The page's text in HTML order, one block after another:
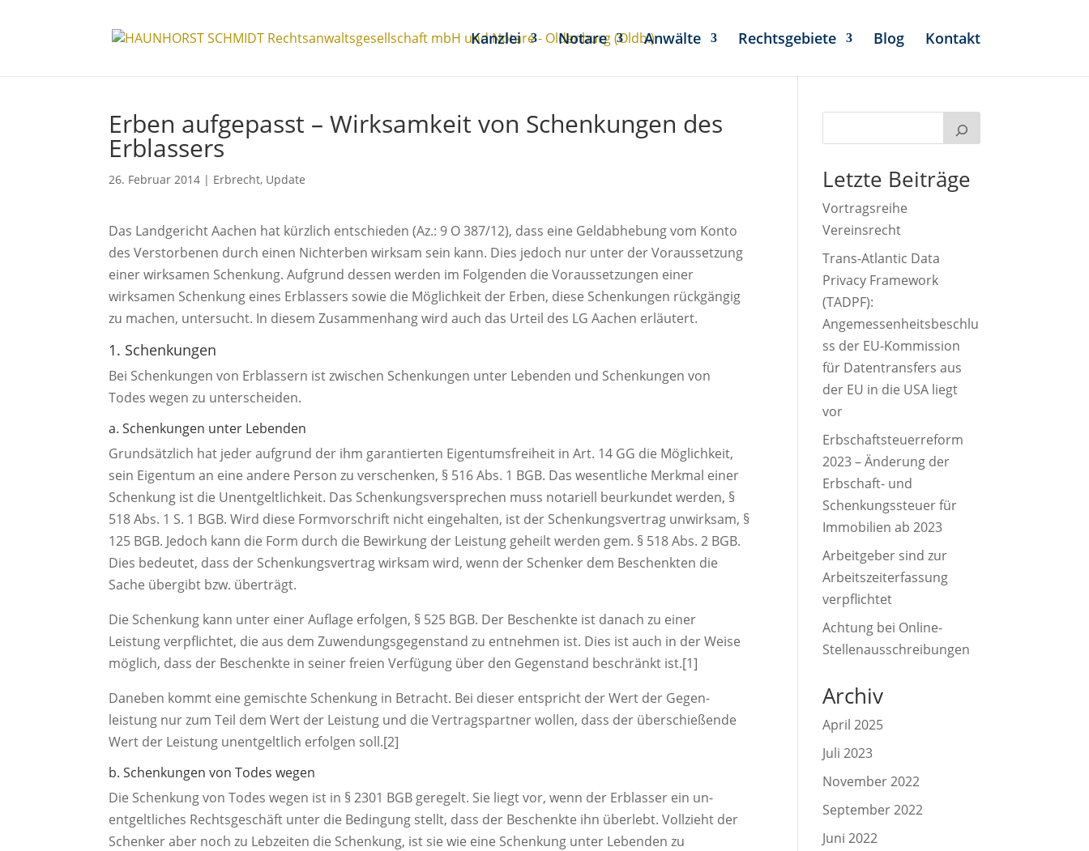
Kanzlei Notare Anwälte Rechtsgebiete Blog Kontakt
Erben aufgepasst – Wirksamkeit von Schenkungen des
Erblassers
26. Februar 2014 | Erbrecht, Update
Das Landgericht Aachen hat kürzlich entschieden (Az.: 9 O 387/12), dass eine Geldabhebung vom Konto
des Verstorbenen durch einen Nichterben wirksam sein kann. Dies jedoch nur unter der Voraussetzung
einer wirksamen Schenkung. Aufgrund dessen werden im Folgenden die Voraussetzungen einer
wirksamen Schenkung eines Erblassers sowie die Möglichkeit der Erben, diese Schenkungen rückgängig
zu machen, untersucht. In diesem Zusammenhang wird auch das Urteil des LG Aachen erläutert.
1. Schenkungen
Bei Schenkungen von Erblassern ist zwischen Schenkungen unter Lebenden und Schenkungen von
Todes wegen zu unterscheiden.
a. Schenkungen unter Lebenden
Grundsätzlich hat jeder aufgrund der ihm garantierten Eigentumsfreiheit in Art. 14 GG die Möglichkeit,
sein Eigentum an eine andere Person zu verschenken, § 516 Abs. 1 BGB. Das wesentliche Merkmal einer
Schenkung ist die Unentgeltlichkeit. Das Schenkungsversprechen muss notariell beurkundet werden, §
518 Abs. 1 S. 1 BGB. Wird diese Formvorschrift nicht eingehalten, ist der Schenkungsvertrag unwirksam, §
125 BGB. Jedoch kann die Form durch die Bewirkung der Leistung geheilt werden gem. § 518 Abs. 2 BGB.
Dies bedeutet, dass der Schenkungsvertrag wirksam wird, wenn der Schenker dem Beschenkten die
Sache übergibt bzw. überträgt.
Die Schenkung kann unter einer Auflage erfolgen, § 525 BGB. Der Beschenkte ist danach zu einer
Leistung verpflichtet, die aus dem Zuwendungsgegenstand zu entnehmen ist. Dies ist auch in der Weise
möglich, dass der Beschenkte in seiner freien Verfügung über den Gegenstand beschränkt ist.[1]
Daneben kommt eine gemischte Schenkung in Betracht. Bei dieser entspricht der Wert der Gegen-
leistung nur zum Teil dem Wert der Leistung und die Vertragspartner wollen, dass der überschießende
Wert der Leistung unentgeltlich erfolgen soll.[2]
b. Schenkungen von Todes wegen
Die Schenkung von Todes wegen ist in § 2301 BGB geregelt. Sie liegt vor, wenn der Erblasser ein un-
entgeltliches Rechtsgeschäft unter die Bedingung stellt, dass der Beschenkte ihn überlebt. Vollzieht der
Schenker aber noch zu Lebzeiten die Schenkung, ist sie wie eine Schenkung unter Lebenden zu
Letzte Beiträge
Vortragsreihe
Vereinsrecht
Trans-Atlantic Data
Privacy Framework
(TADPF):
Angemessenheitsbeschlu
ss der EU-Kommission
für Datentransfers aus
der EU in die USA liegt
vor
Erbschaftsteuerreform
2023 – Änderung der
Erbschaft- und
Schenkungssteuer für
Immobilien ab 2023
Arbeitgeber sind zur
Arbeitszeiterfassung
verpflichtet
Achtung bei Online-
Stellenausschreibungen
Archiv
April 2025
Juli 2023
November 2022
September 2022
Juni 2022